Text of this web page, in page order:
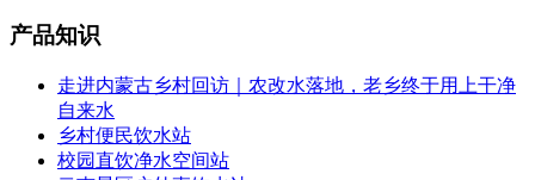
产品知识
走进内蒙古乡村回访｜农改水落地，老乡终于用上干净
自来水
乡村便民饮水站
校园直饮净水空间站